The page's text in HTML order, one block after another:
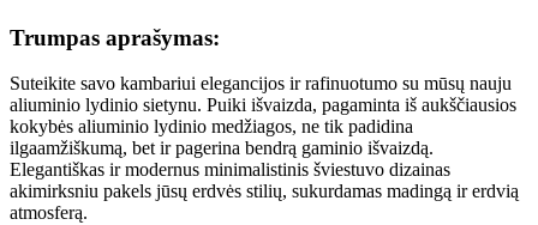
Trumpas aprašymas:
Suteikite savo kambariui elegancijos ir rafinuotumo su mūsų nauju
aliuminio lydinio sietynu. Puiki išvaizda, pagaminta iš aukščiausios
kokybės aliuminio lydinio medžiagos, ne tik padidina
ilgaamžiškumą, bet ir pagerina bendrą gaminio išvaizdą.
Elegantiškas ir modernus minimalistinis šviestuvo dizainas
akimirksniu pakels jūsų erdvės stilių, sukurdamas madingą ir erdvią
atmosferą.